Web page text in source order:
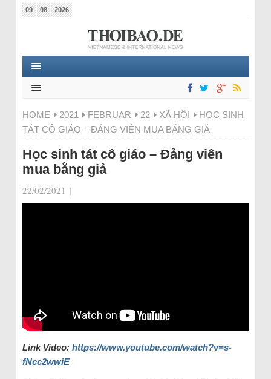
09 08 2026
HOME 2021 FEBRUAR 22 XÃ HỘI
HỌC SINH
TÁT CÔ GIÁO – ĐẢNG VIÊN MUA BẰNG GIẢ
Học sinh tát cô giáo – Đảng viên
mua bằng giả
22/02/2021 |
Link Video: https://www.youtube.com/watch?v=s-
fNcc2wwiE